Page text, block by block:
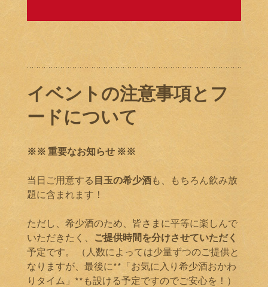
イベントの注意事項とフ
ードについて
※※ 重要なお知らせ ※※
当日ご用意する 目玉の希少酒も、もちろん飲み放
題に含まれます！
ただし、希少酒のため、皆さまに平等に楽しんで
いただきたく、 ご提供時間を分けさせていただく
予定です。 （人数によっては少量ずつのご提供と
なりますが、最後に**「お気に入り希少酒おかわ
りタイム」**も設ける予定ですのでご安心を！）